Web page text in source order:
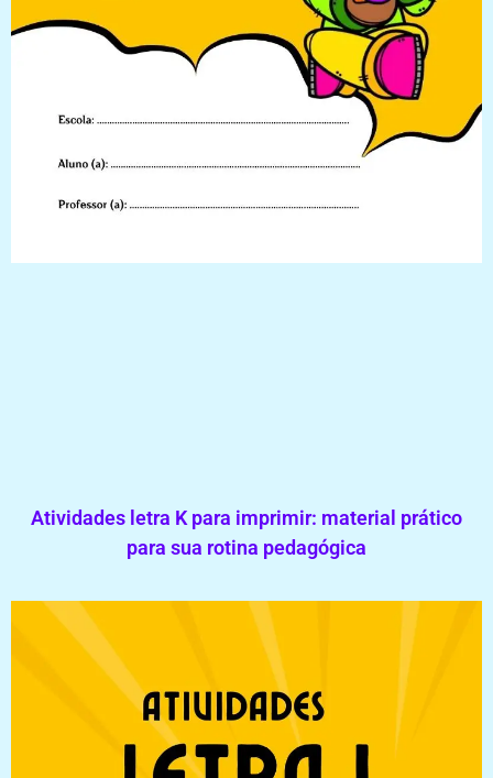
Atividades letra K para imprimir: material prático
para sua rotina pedagógica